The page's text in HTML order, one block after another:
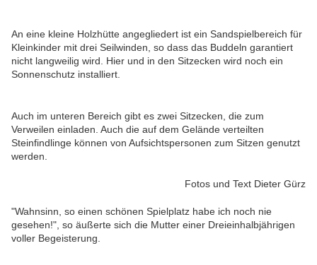
An eine kleine Holzhütte angegliedert ist ein Sandspielbereich für
Kleinkinder mit drei Seilwinden, so dass das Buddeln garantiert
nicht langweilig wird. Hier und in den Sitzecken wird noch ein
Sonnenschutz installiert.
Auch im unteren Bereich gibt es zwei Sitzecken, die zum
Verweilen einladen. Auch die auf dem Gelände verteilten
Steinfindlinge können von Aufsichtspersonen zum Sitzen genutzt
werden.
Fotos und Text Dieter Gürz
"Wahnsinn, so einen schönen Spielplatz habe ich noch nie
gesehen!", so äußerte sich die Mutter einer Dreieinhalbjährigen
voller Begeisterung.